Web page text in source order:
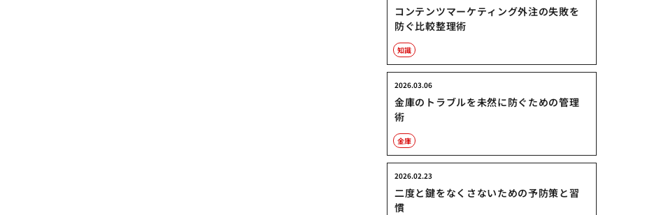
コンテンツマーケティング外注の失敗を
防ぐ比較整理術
知識
金庫のトラブルを未然に防ぐための管理
術
2026.03.06
金庫
二度と鍵をなくさないための予防策と習
慣
2026.02.23